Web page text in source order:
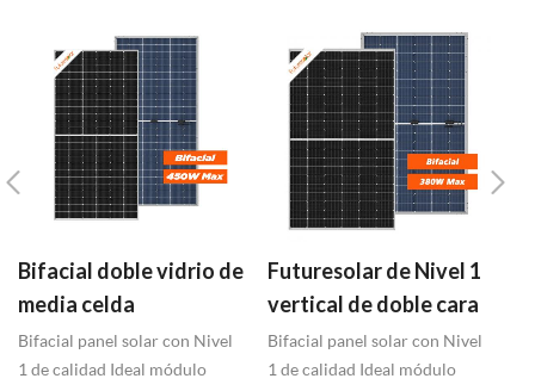
Bifacial doble vidrio de
media celda
fotovoltaica módulo
410-450w
Bifacial panel solar con Nivel
1 de calidad Ideal módulo
Futuresolar de Nivel 1
vertical de doble cara
bifacial paneles
solares 350W-380W
Bifacial panel solar con Nivel
1 de calidad Ideal módulo